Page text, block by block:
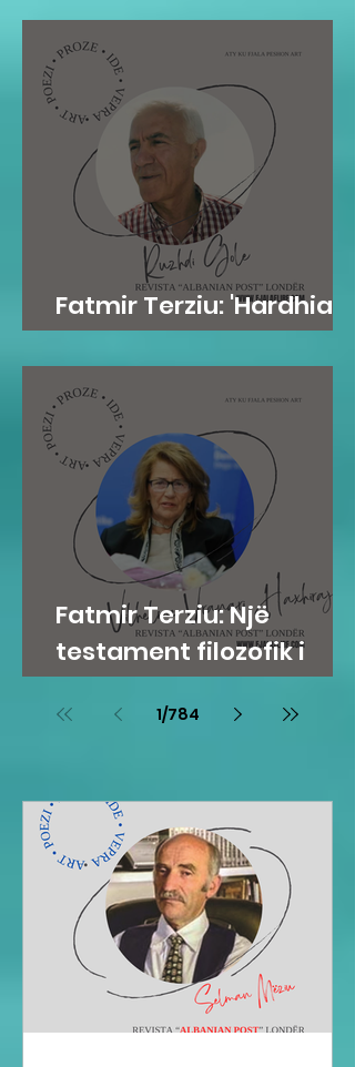
Fatmir Terziu: 'Hardhia'
frymore e njeriut
Fatmir Terziu: Një
testament filozofik i
Vilhelme Vranari
Haxhirajt
1/784